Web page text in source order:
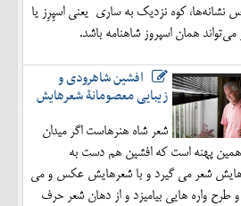
نشانه‌ها، کوه نزدیک به ساری یعنی اسپِرِز یا
می‌تواند همان اسپروز شاهنامه باشد.
افشین شاهرودی و
زیبایی معصومانۀ شعرهایش
شعر شاه هنرهاست اگر میدان
پهنه است که افشین هم دست به
شعر می گیرد و با شعرهایش عکس و می
طرح واره هایی بیامیزد و از دهان شعر حرف